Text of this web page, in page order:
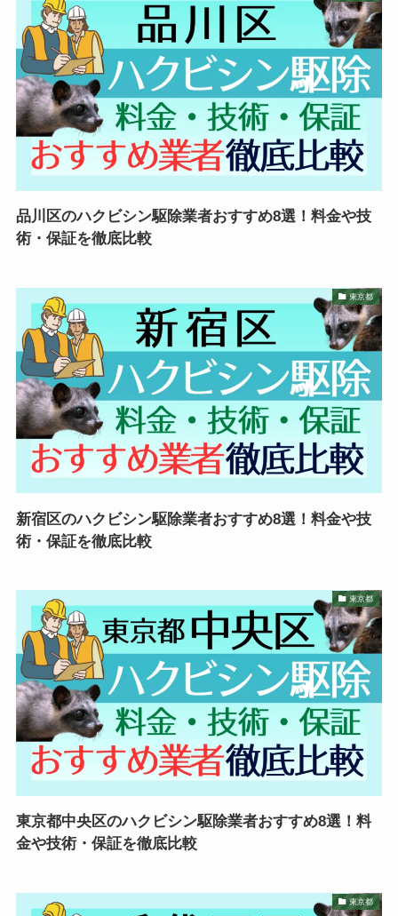
品川区のハクビシン駆除業者おすすめ8選！料金や技
術・保証を徹底比較
東京都
新宿区のハクビシン駆除業者おすすめ8選！料金や技
術・保証を徹底比較
東京都
東京都中央区のハクビシン駆除業者おすすめ8選！料
金や技術・保証を徹底比較
東京都